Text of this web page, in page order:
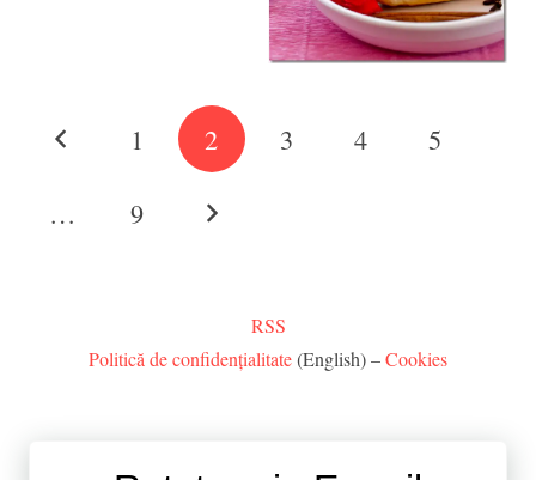
1 2 3 4 5
… 9
RSS
Politică de confidențialitate(English) –Cookies